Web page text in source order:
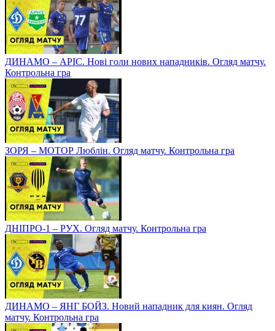
ДИНАМО – АРІС. Нові голи нових нападників. Огляд матчу.
Контрольна гра
ЗОРЯ – МОТОР Люблін. Огляд матчу. Контрольна гра
ДНІПРО-1 – РУХ. Огляд матчу. Контрольна гра
ДИНАМО – ЯНГ БОЙЗ. Новий нападник для киян. Огляд
матчу. Контрольна гра